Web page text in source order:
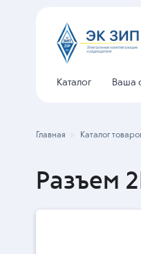
Каталог Ваша
Главная Каталог
Разъем